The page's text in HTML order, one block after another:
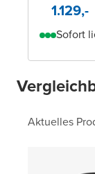
1.129,-
Sofort
Aktuelles